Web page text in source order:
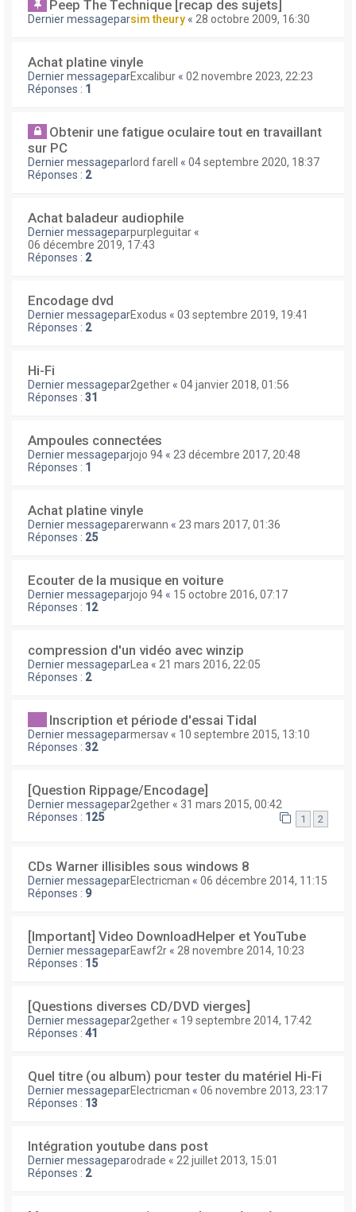
Peep The Technique [recap des sujets]
Dernier messageparsim theury « 28 octobre 2009, 16:30
Achat platine vinyle
Dernier messageparExcalibur « 02 novembre 2023, 22:23
Réponses : 1
Obtenir une fatigue oculaire tout en travaillant
sur PC
Dernier messageparlord farell « 04 septembre 2020, 18:37
Réponses : 2
Achat baladeur audiophile
Dernier messageparpurpleguitar «
06 décembre 2019, 17:43
Réponses : 2
Encodage dvd
Dernier messageparExodus « 03 septembre 2019, 19:41
Réponses : 2
Hi-Fi
Dernier messagepar2gether « 04 janvier 2018, 01:56
Réponses : 31
Ampoules connectées
Dernier messageparjojo 94 « 23 décembre 2017, 20:48
Réponses : 1
Achat platine vinyle
Dernier messageparerwann « 23 mars 2017, 01:36
Réponses : 25
Ecouter de la musique en voiture
Dernier messageparjojo 94 « 15 octobre 2016, 07:17
Réponses : 12
compression d'un vidéo avec winzip
Dernier messagepar Lea « 21 mars 2016, 22:05
Réponses : 2
Inscription et période d'essai Tidal
Dernier messageparmersav « 10 septembre 2015, 13:10
Réponses : 32
[Question Rippage/Encodage]
Dernier messagepar2gether « 31 mars 2015, 00:42
Réponses : 125 1 2
CDs Warner illisibles sous windows 8
Dernier messageparElectricman « 06 décembre 2014, 11:15
Réponses : 9
[Important] Video DownloadHelper et YouTube
Dernier messageparEawf2r « 28 novembre 2014, 10:23
Réponses : 15
[Questions diverses CD/DVD vierges]
Dernier messagepar2gether « 19 septembre 2014, 17:42
Réponses : 41
Quel titre (ou album) pour tester du matériel Hi-Fi
Dernier messageparElectricman « 06 novembre 2013, 23:17
Réponses : 13
Intégration youtube dans post
Dernier messageparodrade « 22 juillet 2013, 15:01
Réponses : 2